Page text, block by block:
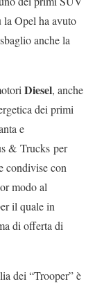
la Opel ha avuto
anche la
Diesel, anche
dei primi
e
& Trucks per
condivise con
modo al
il quale in
di offerta di
dei “Trooper” è